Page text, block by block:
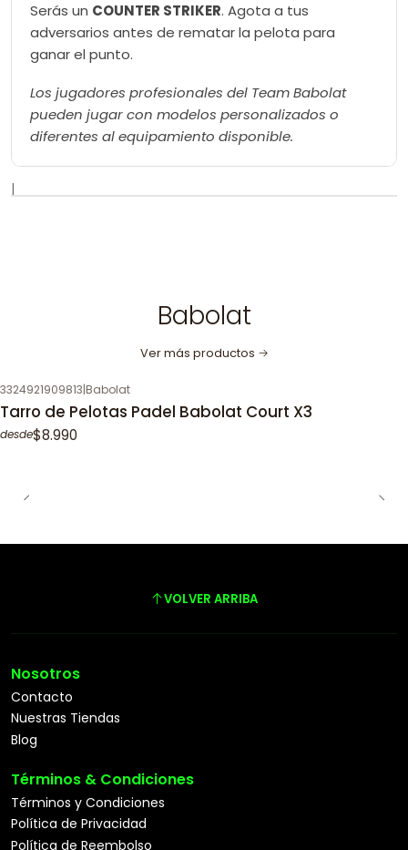
Serás un COUNTER STRIKER. Agota a tus
adversarios antes de rematar la pelota para
ganar el punto.
Los jugadores profesionales del Team Babolat
pueden jugar con modelos personalizados o
diferentes al equipamiento disponible.
|
Babolat
Ver más productos
3324921909813|Babolat
Tarro de Pelotas Padel Babolat Court X3
desde$8.990
VOLVER ARRIBA
Nosotros
Contacto
Nuestras Tiendas
Blog
Términos & Condiciones
Términos y Condiciones
Política de Privacidad
Política de Reembolso